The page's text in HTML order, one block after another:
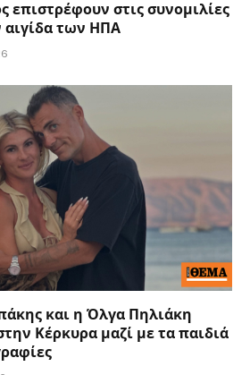
επιστρέφουν στις συνομιλίες
των ΗΠΑ
και η Όλγα Πηλιάκη
Κέρκυρα μαζί με τα παιδιά